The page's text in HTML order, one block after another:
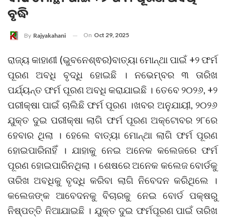
ବୃଦ୍ଧି
By Rajyakahani On Oct 29, 2025
ରାଜ୍ୟ କାହାଣୀ (ଭୁବନେଶ୍ଵର)ବାତ୍ୟା ମୋନ୍ଥା ପାଇଁ +୨ ଫର୍ମ
ପୂରଣ ଅବଧି ବୃଦ୍ଧି ହୋଇଛି । ନଭେମ୍ବର ୩ ତାରିଖ
ପର୍ଯ୍ୟନ୍ତ ଫର୍ମ ପୂରଣ ଅବଧି କରାଯାଇଛି । ତେବେ ୨୦୨୬, +୨
ପରୀକ୍ଷା ପାଇଁ ଚାଲିଛି ଫର୍ମ ପୂରଣ ।ଖବର ଅନୁଯାୟୀ, ୨୦୨୬
ଯୁକ୍ତ ଦୁଇ ପରୀକ୍ଷା ଲାଗି ଫର୍ମ ପୂରଣ ଅକ୍ଟୋବର ୨୮ରେ
ହେବାର ଥିଲା । ହେଲେ ବାତ୍ୟା ମୋନ୍ଥା ଲାଗି ଫର୍ମ ପୂରଣ
ହୋଇପାରିନାହିଁ । ଯାହାକୁ ନେଇ ଅନେକ କଲେଜରେ ଫର୍ମ
ପୂରଣ ହୋଇପାରିନଥିଲା । ଶେଷରେ ଅନେକ କଲେଜ ବୋର୍ଡକୁ
ତାରିଖ ଅବଧିକୁ ବୃଦ୍ଧି କରିବା ଲାଗି ନିବେଦନ କରିଥିଲେ ।
କଲେଜଙ୍କ ଆବେଦନକୁ ବିଚାରକୁ ନେଇ ବୋର୍ଡ ପକ୍ଷରୁ
ନିଷ୍ପତ୍ତି ନିଆଯାଇଛି । ଯୁକ୍ତ ଦୁଇ ଫର୍ମପୂରଣ ପାଇଁ ତାରିଖ